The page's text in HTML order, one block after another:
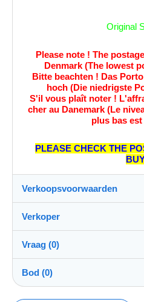
Original
Please note ! The
Denmark (The lowest
Bitte beachten ! Das
hoch (Die niedrigste
S'il vous plaît noter !
cher au Danemark (Le
plus bas est
PLEASE CHECK THE
Verkoopsvoorwaarden
Details van de
Verzending na betaling binnen
Verkoper
mystamps4you
Vraag (0)
Bod (0)